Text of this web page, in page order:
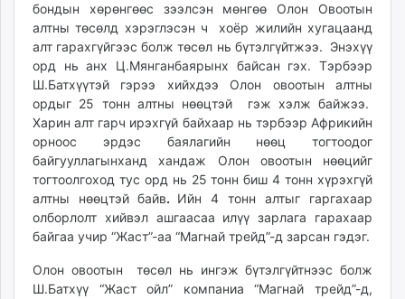
tumen.mn
shuum.mn
times.mn
tvmongolia.mn
mass.mn
unegui.mn
assa.mn
toim.mn
tac.mn
paparazzi.mn
unread.today
бондын хөрөнгөөс зээлсэн мөнгөө Олон Овоотын
алтны төсөлд хэрэглэсэн ч хоёр жилийн хугацаанд
алт гарахгүйгээс болж төсөл нь бүтэлгүйтжээ. Энэхүү
орд нь анх Ц.Мянганбаярынх байсан гэх. Тэрбээр
Ш.Батхүүтэй гэрээ хийхдээ Олон овоотын алтны
ордыг 25 тонн алтны нөөцтэй гэж хэлж байжээ.
Харин алт гарч ирэхгүй байхаар нь тэрбээр Африкийн
орноос эрдэс баялагийн нөөц тогтоодог
байгууллагынханд хандаж Олон овоотын нөөцийг
тогтоолгоход тус орд нь 25 тонн биш 4 тонн хүрэхгүй
алтны нөөцтэй байв. Ийн 4 тонн алтыг гаргахаар
олборлолт хийвэл ашгаасаа илүү зарлага гарахаар
байгаа учир “Жаст”-аа “Магнай трейд”-д зарсан гэдэг.
Олон овоотын төсөл нь ингэж бүтэлгүйтнээс болж
Ш.Батхүү “Жаст ойл” компаниа “Магнай трейд”-д,